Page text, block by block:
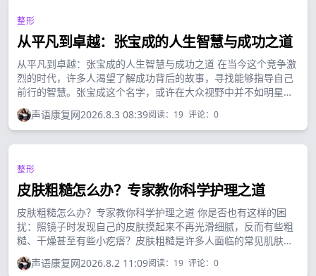
整形
从平凡到卓越：张宝成的人生智慧与成功之道
从平凡到卓越：张宝成的人生智慧与成功之道 在当今这个竞争激
烈的时代，许多人渴望了解成功背后的故事，寻找能够指导自己
前行的智慧。张宝成这个名字，或许在大众视野中并不如明星般
耀眼，但他所走过的历程却蕴含着深刻的启示。今天，就让我们
一起走进张宝成的世界，探索他从平凡走向卓越的足迹，感受那
份独属于他的智慧与坚持。...
声语康复网2026.8.3 08:39阅读： 19 评论： 0
整形
皮肤粗糙怎么办？专家教你科学护理之道
皮肤粗糙怎么办？专家教你科学护理之道 你是否也有这样的困
扰：照镜子时发现自己的皮肤摸起来不再光滑细腻，反而有些粗
糙、干燥甚至有些小疙瘩？皮肤粗糙是许多人面临的常见肌肤问
题，尤其在季节变化或压力增大时更为明显。这种看似微小的肌
肤问题，却可能影响我们的自信心和日常生活质量。...
声语康复网2026.8.2 11:09阅读： 19 评论： 0